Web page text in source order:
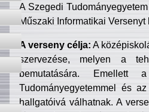
A Szegedi
Műszaki Informatikai
A verseny célja: A
szervezése, melyen a
bemutatására. Emellett
Tudományegyetemmel és
hallgatóivá válhatnak. A